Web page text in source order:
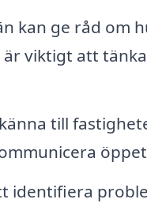
kan ge råd om
viktigt att
till
identifiera